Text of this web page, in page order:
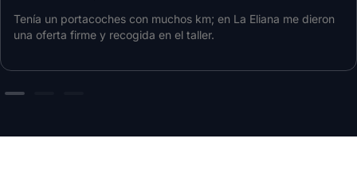
Tenía un portacoches con muchos km; en La Eliana me dieron
una oferta firme y recogida en el taller.